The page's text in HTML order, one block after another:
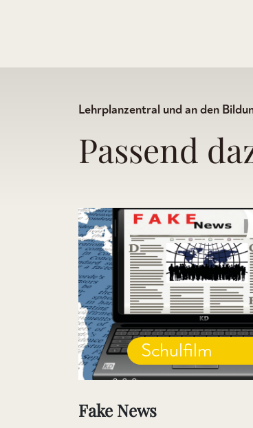
Lehrplanzentral und an den
Passend
Schulfilm
Fake News